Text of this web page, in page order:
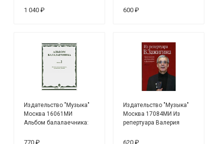
Самоучитель игры на
1 040 ₽
фортепиано
600 ₽
Издательство "Музыка"
Москва 16061МИ
Альбом балалаечника:
музыкальное училище
770 ₽
Издательство "Музыка"
Москва 17084МИ Из
репертуара Валерия
Произведения для
620 ₽